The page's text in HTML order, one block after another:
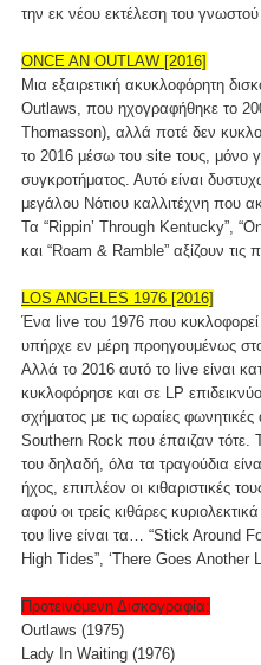
την εκ νέου εκτέλεση του
ONCE AN OUTLAW [2016]
Μια εξαιρετική ακυκλοφόρητη
Outlaws, που ηχογραφήθηκε το
Thomasson), αλλά ποτέ δεν
το 2016 μέσω του site τους, μόνο
συγκροτήματος. Αυτό είναι
μεγάλου Νότιου καλλιτέχνη που
Τα “Rippin’ Through Kentucky”,
και “Roam & Ramble” αξίζουν τις
LOS ANGELES 1976 [2016]
Ένα live του 1976 που
υπήρχε εν μέρη προηγουμένως
Αλλά το 2016 αυτό το live είναι
κυκλοφόρησε και σε LP
σχήματος με τις ωραίες
Southern Rock που έπαιζαν τότε.
του δηλαδή, όλα τα τραγούδια
ήχος, επιπλέον οι κιθαριστικές
αφού οι τρείς κιθάρες
του live είναι τα… “Stick Around
High Tides”, ‘There Goes Another
Προτεινόμενη Δισκογραφία:
Outlaws (1975)
Lady In Waiting (1976)